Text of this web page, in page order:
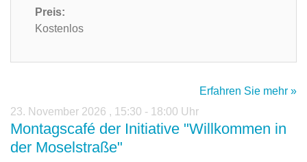
Preis:
Kostenlos
Erfahren Sie mehr »
23. November 2026 , 15:30 - 18:00 Uhr
Montagscafé der Initiative "Willkommen in
der Moselstraße"